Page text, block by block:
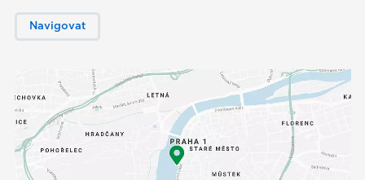
Navigovat